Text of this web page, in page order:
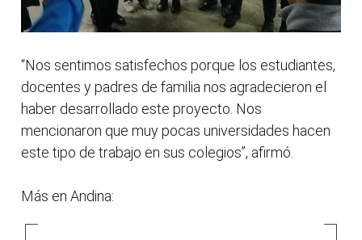
“Nos sentimos satisfechos porque los estudiantes,
docentes y padres de familia nos agradecieron el
haber desarrollado este proyecto. Nos
mencionaron que muy pocas universidades hacen
este tipo de trabajo en sus colegios”, afirmó.
Más en Andina: